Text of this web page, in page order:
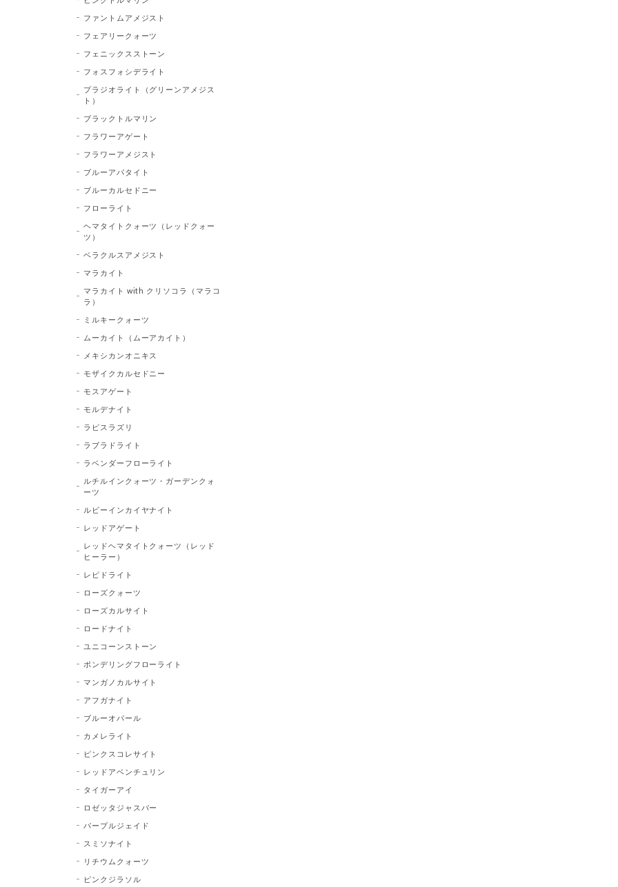
ファントムアメジスト
フェアリークォーツ
フェニックスストーン
フォスフォシデライト
プラジオライト（グリーンアメジス
ト）
ブラックトルマリン
フラワーアゲート
フラワーアメジスト
ブルーアパタイト
ブルーカルセドニー
フローライト
ヘマタイトクォーツ（レッドクォー
ツ）
ベラクルスアメジスト
マラカイト
マラカイト with クリソコラ（マラコ
ラ）
ミルキークォーツ
ムーカイト（ムーアカイト）
メキシカンオニキス
モザイクカルセドニー
モスアゲート
モルデナイト
ラピスラズリ
ラブラドライト
ラベンダーフローライト
ルチルインクォーツ・ガーデンクォ
ーツ
ルビーインカイヤナイト
レッドアゲート
レッドヘマタイトクォーツ（レッド
ヒーラー）
レピドライト
ローズクォーツ
ローズカルサイト
ロードナイト
ユニコーンストーン
ポンデリングフローライト
マンガノカルサイト
アフガナイト
ブルーオパール
カメレライト
ピンクスコレサイト
レッドアベンチュリン
タイガーアイ
ロゼッタジャスパー
パープルジェイド
スミソナイト
リチウムクォーツ
ピンクジラソル